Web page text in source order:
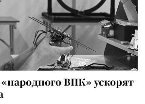
ВПК» ускорят